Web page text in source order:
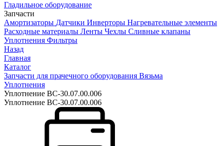
Гладильное оборудование
Запчасти
Амортизаторы Датчики Инверторы Нагревательные элементы
Расходные материалы Ленты Чехлы Сливные клапаны
Уплотнения Фильтры
Назад
Главная
Каталог
Запчасти для прачечного оборудования Вязьма
Уплотнения
Уплотнение ВС-30.07.00.006
Уплотнение ВС-30.07.00.006